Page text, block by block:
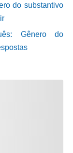
do substantivo
Gênero do